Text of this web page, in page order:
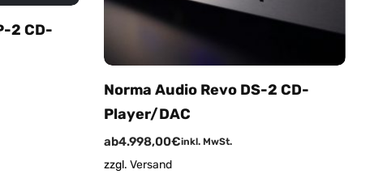
2 CD-
Norma Audio Revo DS-2 CD-
Player/DAC
ab4.998,00€inkl. MwSt.
zzgl. Versand